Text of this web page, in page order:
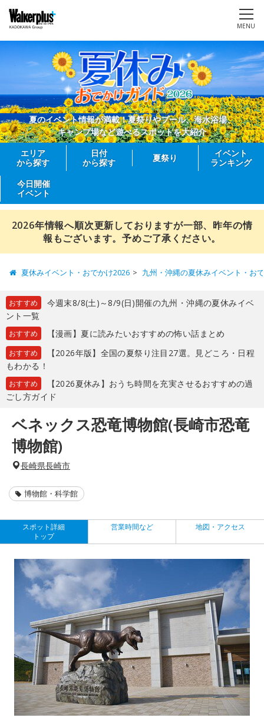
MENU
夏のイベント情報が満載！夏祭りやプール、海水浴場、
キャンプ場など遊べるスポットを大紹介
エリア
から探す
日付
から探す
夏祭り
イベント
ランキング
今日開催
イベント
2026年情報へ順次更新しておりますが一部、昨年の情
報もございます。予めご了承ください。
夏休みイベント・おでかけ2026 九州・沖縄の夏休みイベント・お
おすすめ
今週末8/8(土)～8/9(日)開催の九州・沖縄の夏休みイベ
ント一覧
おすすめ 【漫画】夏に読みたいおすすめの怖い話まとめ
おすすめ
【2026年版】全国の夏祭り注目27選。見どころ・日程
もわかる！
おすすめ
【2026夏休み】おうち時間を充実させるおすすめの過
ごし方ガイド
ベネックス恐竜博物館(長崎市恐竜
博物館)
長崎県長崎市
博物館・科学館
スポット詳細
トップ
営業時間など 地図・アクセス